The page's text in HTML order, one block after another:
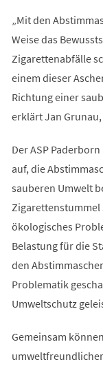
„Mit den
Weise das
Zigarettenabfälle
einem dieser
Richtung einer
erklärt Jan
Der ASP
auf, die
sauberen Umwelt
Zigarettenstummel
ökologisches
Belastung für die
den
Problematik
Umweltschutz
Gemeinsam